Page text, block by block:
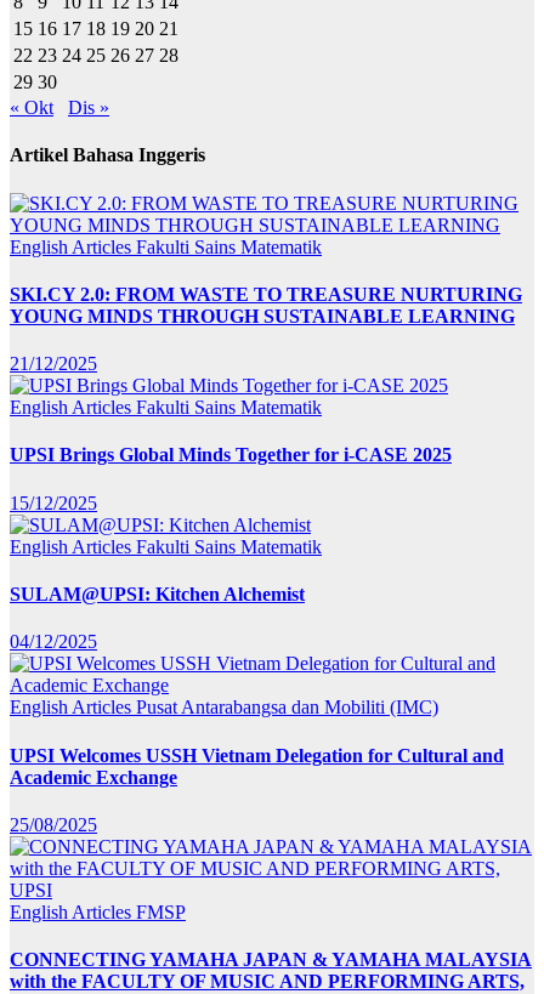
15 16 17 18 19 20 21
22 23 24 25 26 27 28
29 30
« Okt
Dis »
Artikel Bahasa Inggeris
English Articles Fakulti Sains Matematik
SKI.CY 2.0: FROM WASTE TO TREASURE NURTURING
YOUNG MINDS THROUGH SUSTAINABLE LEARNING
21/12/2025
English Articles Fakulti Sains Matematik
UPSI Brings Global Minds Together for i-CASE 2025
15/12/2025
English Articles Fakulti Sains Matematik
SULAM@UPSI: Kitchen Alchemist
04/12/2025
English Articles Pusat Antarabangsa dan Mobiliti (IMC)
UPSI Welcomes USSH Vietnam Delegation for Cultural and
Academic Exchange
25/08/2025
English Articles FMSP
CONNECTING YAMAHA JAPAN & YAMAHA MALAYSIA
with the FACULTY OF MUSIC AND PERFORMING ARTS,